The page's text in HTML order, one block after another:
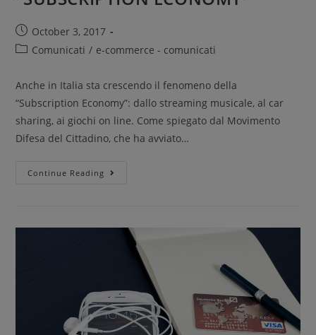
October 3, 2017
Comunicati / e-commerce - comunicati
Anche in Italia sta crescendo il fenomeno della
“Subscription Economy”: dallo streaming musicale, al car
sharing, ai giochi on line. Come spiegato dal Movimento
Difesa del Cittadino, che ha avviato…
Continue Reading